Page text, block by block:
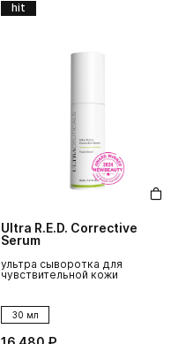
hit
Ultra R.E.D. Corrective
Serum
ультра сыворотка для
чувствительной кожи
30 мл